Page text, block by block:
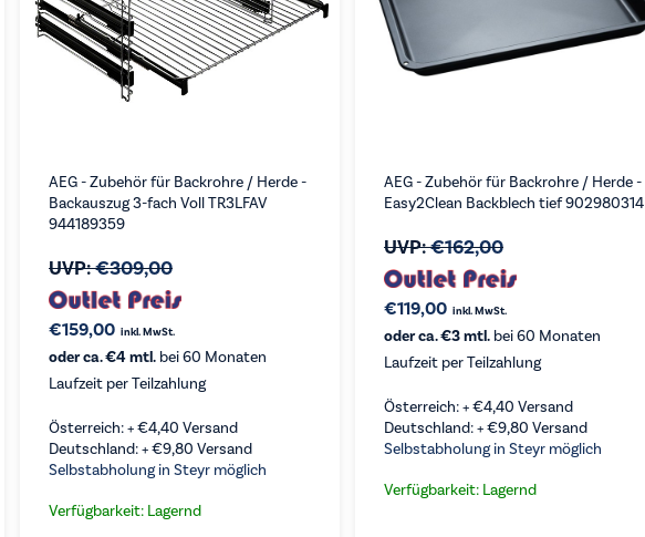
VERGLEICHEN KAUFEN
VERGLEICHEN
AEG - Zubehör für Backrohre / Herde -
Backauszug 3-fach Voll TR3LFAV
944189359
UVP:€309,00
€159,00 inkl. MwSt.
oder ca. €4 mtl. bei 60 Monaten
Laufzeit per Teilzahlung
Österreich: +€4,40 Versand
Deutschland: +€9,80 Versand
Selbstabholung in Steyr möglich
Verfügbarkeit: Lagernd
AEG - Zubehör für Backrohre / Herde -
Easy2Clean Backblech tief 902980314
UVP:€162,00
€119,00 inkl. MwSt.
oder ca. €3 mtl. bei 60 Monaten
Laufzeit per Teilzahlung
Österreich: +€4,40 Versand
Deutschland: +€9,80 Versand
Selbstabholung in Steyr möglich
Verfügbarkeit: Lagernd